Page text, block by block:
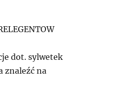
dot. sylwetek
znaleźć na